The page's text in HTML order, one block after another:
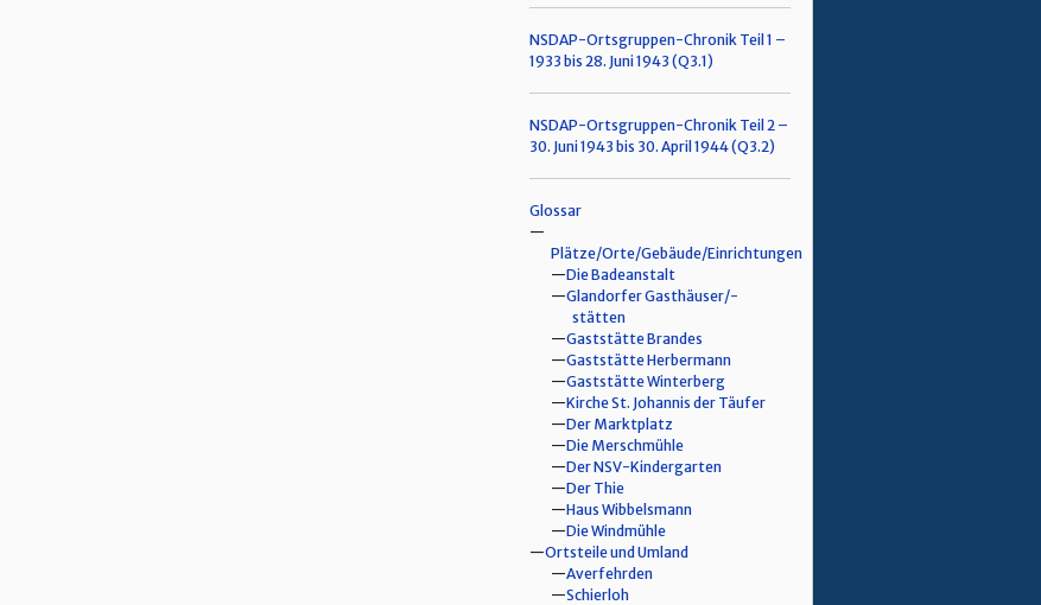
NSDAP-Ortsgruppen-Chronik Teil 1 –
1933 bis 28. Juni 1943 (Q3.1)
NSDAP-Ortsgruppen-Chronik Teil 2 –
30. Juni 1943 bis 30. April 1944 (Q3.2)
Glossar
Plätze/Orte/Gebäude/Einrichtungen
Die Badeanstalt
Glandorfer Gasthäuser/-
stätten
Gaststätte Brandes
Gaststätte Herbermann
Gaststätte Winterberg
Kirche St. Johannis der Täufer
Der Marktplatz
Die Merschmühle
Der NSV-Kindergarten
Der Thie
Haus Wibbelsmann
Die Windmühle
Ortsteile und Umland
Averfehrden
Schierloh